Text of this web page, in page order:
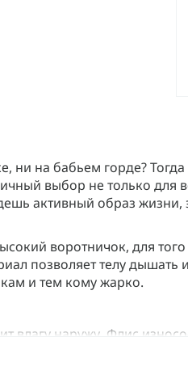
ни на бабьем горде? Тогда
выбор не только для
активный образ жизни,
воротничок, для
позволяет телу дышать
и тем кому жарко.
влагу наружу. Флис
сосредоточиться на
одежда может подвести